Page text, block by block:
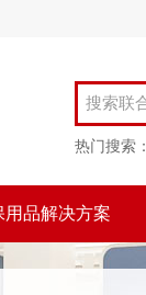
热门搜索：
用品解决方案